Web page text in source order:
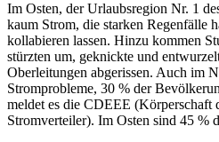
Im Osten, der Urlaubsregion Nr. 1
kaum Strom, die starken Regenfälle
kollabieren lassen. Hinzu kommen
stürzten um, geknickte und
Oberleitungen abgerissen. Auch im
Stromprobleme, 30 % der
meldet es die CDEEE (Körperschaft
Stromverteiler). Im Osten sind 45 %